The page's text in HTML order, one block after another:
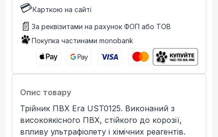
💳Карткою на сайті
📄 За реквізитами на рахунок ФОП або ТОВ
Покупка частинами monobank
Опис товару
Трійник ПВХ Era UST0125. Виконаний з
високоякісного ПВХ, стійкого до корозії,
впливу ультрафіолету і хімічних реагентів.